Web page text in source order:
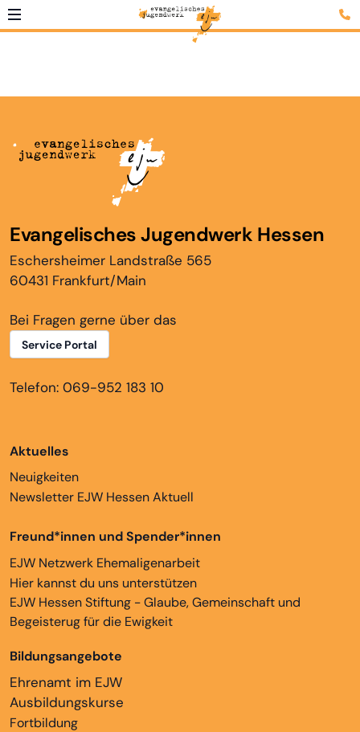
Evangelisches Jugendwerk Hessen
Eschersheimer Landstraße 565
60431 Frankfurt/Main
Bei Fragen gerne über das
Service Portal
Telefon: 069-952 183 10
Aktuelles
Neuigkeiten
Newsletter EJW Hessen Aktuell
Freund*innen und Spender*innen
EJW Netzwerk Ehemaligenarbeit
Hier kannst du uns unterstützen
EJW Hessen Stiftung - Glaube, Gemeinschaft und
Begeisterug für die Ewigkeit
Bildungsangebote
Ehrenamt im EJW
Ausbildungskurse
Fortbildung